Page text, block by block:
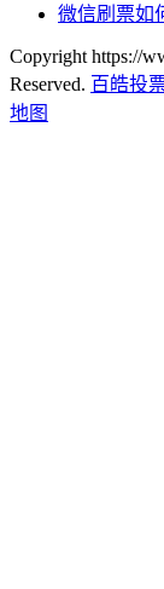
微信刷票如
Copyright https://
Reserved. 百皓投
地图